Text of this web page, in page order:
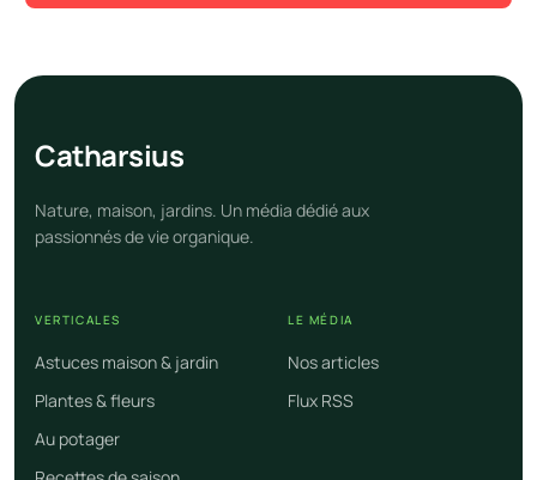
Catharsius
Nature, maison, jardins. Un média dédié aux
passionnés de vie organique.
VERTICALES
Astuces maison & jardin
Plantes & fleurs
Au potager
LE MÉDIA
Nos articles
Flux RSS